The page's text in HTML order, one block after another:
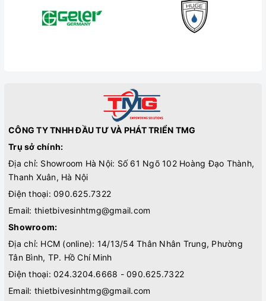
CÔNG TY TNHH ĐẦU TƯ VÀ PHÁT TRIỂN TMG
Trụ sở chính:
Địa chỉ: Showroom Hà Nội: Số 61 Ngõ 102 Hoàng Đạo Thành,
Thanh Xuân, Hà Nội
Điện thoại: 090.625.7322
Email: thietbivesinhtmg@gmail.com
Showroom:
Địa chỉ: HCM (online): 14/13/54 Thân Nhân Trung, Phường
Tân Bình, TP. Hồ Chí Minh
Điện thoại: 024.3204.6668 - 090.625.7322
Email: thietbivesinhtmg@gmail.com